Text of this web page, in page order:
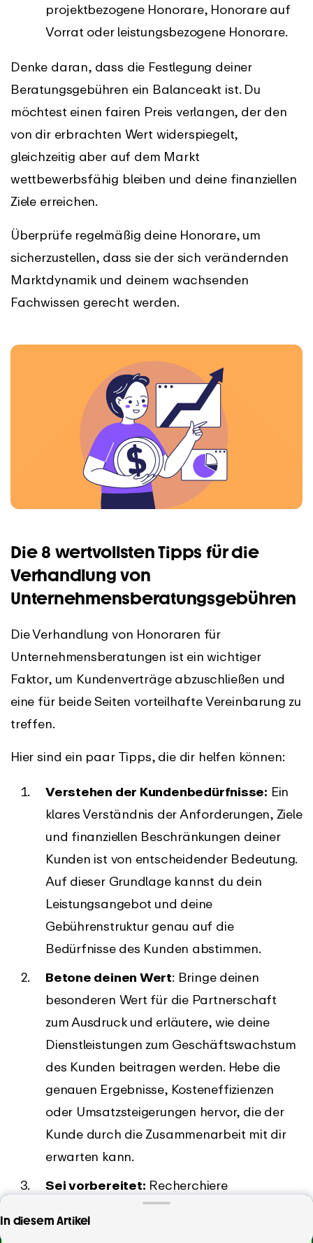
In diesem Artikel
Verpasse nie wieder eine abrechenbare Stunde!
projektbezogene Honorare, Honorare auf
Vorrat oder leistungsbezogene Honorare.
Denke daran, dass die Festlegung deiner
Beratungsgebühren ein Balanceakt ist. Du
möchtest einen fairen Preis verlangen, der den
von dir erbrachten Wert widerspiegelt,
gleichzeitig aber auf dem Markt
wettbewerbsfähig bleiben und deine finanziellen
Ziele erreichen.
Überprüfe regelmäßig deine Honorare, um
sicherzustellen, dass sie der sich verändernden
Marktdynamik und deinem wachsenden
Fachwissen gerecht werden.
Die 8 wertvollsten Tipps für die
Verhandlung von
Unternehmensberatungsgebühren
Die Verhandlung von Honoraren für
Unternehmensberatungen ist ein wichtiger
Faktor, um Kundenverträge abzuschließen und
eine für beide Seiten vorteilhafte Vereinbarung zu
treffen.
Hier sind ein paar Tipps, die dir helfen können:
Verstehen der Kundenbedürfnisse: Ein
klares Verständnis der Anforderungen, Ziele
und finanziellen Beschränkungen deiner
Kunden ist von entscheidender Bedeutung.
Auf dieser Grundlage kannst du dein
Leistungsangebot und deine
Gebührenstruktur genau auf die
Bedürfnisse des Kunden abstimmen.
Betone deinen Wert: Bringe deinen
besonderen Wert für die Partnerschaft
zum Ausdruck und erläutere, wie deine
Dienstleistungen zum Geschäftswachstum
des Kunden beitragen werden. Hebe die
genauen Ergebnisse, Kosteneffizienzen
oder Umsatzsteigerungen hervor, die der
Kunde durch die Zusammenarbeit mit dir
erwarten kann.
Sei vorbereitet: Recherchiere
Branchenstandards, Marktpreise und die
Preisgestaltung der Konkurrenz, damit du